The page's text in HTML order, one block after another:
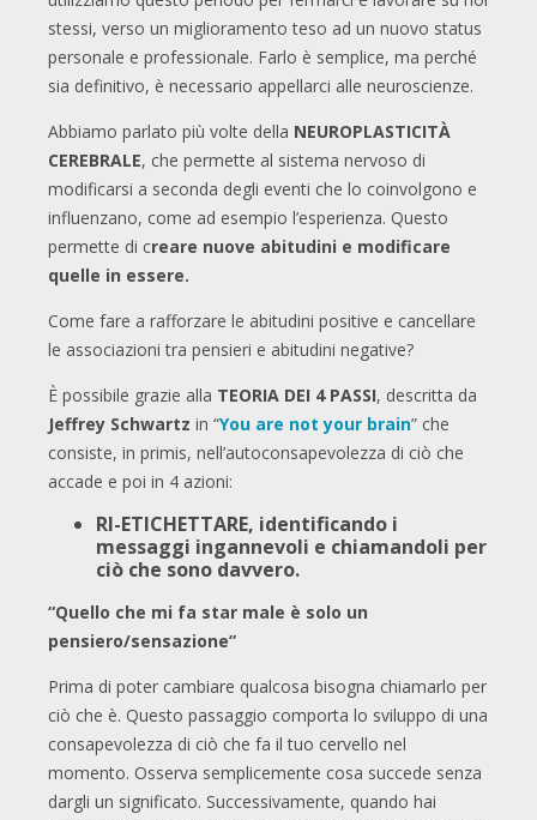
stessi, verso un miglioramento teso ad un nuovo status
personale e professionale. Farlo è semplice, ma perché
sia definitivo, è necessario appellarci alle neuroscienze.
Abbiamo parlato più volte della NEUROPLASTICITÀ
CEREBRALE, che permette al sistema nervoso di
modificarsi a seconda degli eventi che lo coinvolgono e
influenzano, come ad esempio l’esperienza. Questo
permette di creare nuove abitudini e modificare
quelle in essere.
Come fare a rafforzare le abitudini positive e cancellare
le associazioni tra pensieri e abitudini negative?
È possibile grazie alla TEORIA DEI 4 PASSI, descritta da
Jeffrey Schwartz in “You are not your brain” che
consiste, in primis, nell’autoconsapevolezza di ciò che
accade e poi in 4 azioni:
RI-ETICHETTARE, identificando i
messaggi ingannevoli e chiamandoli per
ciò che sono davvero.
“Quello che mi fa star male è solo un
pensiero/sensazione”
Prima di poter cambiare qualcosa bisogna chiamarlo per
ciò che è. Questo passaggio comporta lo sviluppo di una
consapevolezza di ciò che fa il tuo cervello nel
momento. Osserva semplicemente cosa succede senza
dargli un significato. Successivamente, quando hai